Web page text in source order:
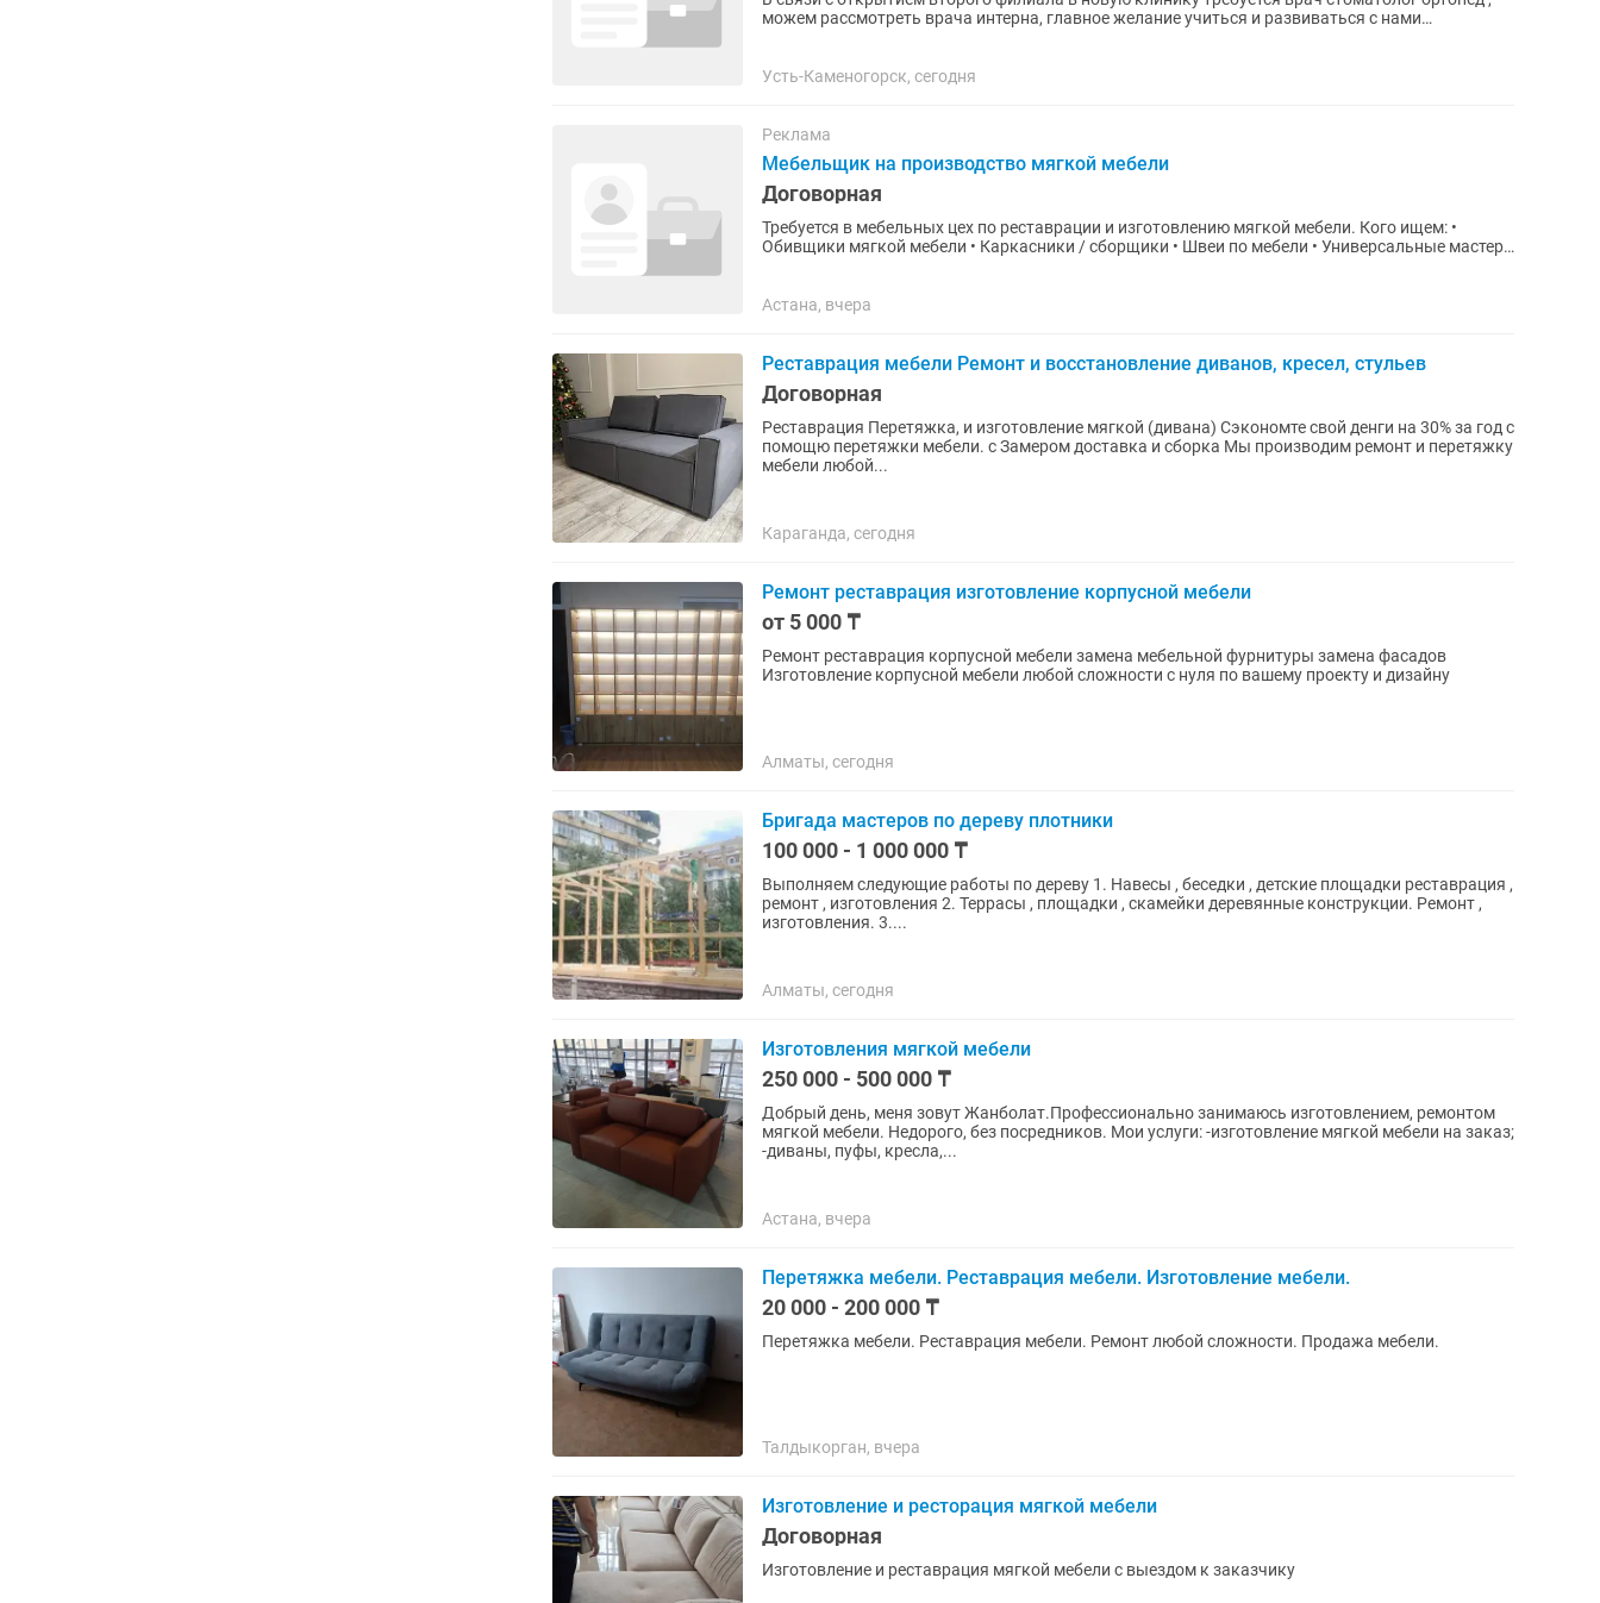
можем рассмотреть врача интерна, главное желание учиться и развиваться с нами
Усть-Каменогорск, сегодня
Реклама
Мебельщик на производство мягкой мебели
Договорная
Требуется в мебельных цех по реставрации и изготовлению мягкой мебели. Кого ищем: •
Обивщики мягкой мебели • Каркасники / сборщики • Швеи по мебели • Универсальные мастера
Астана, вчера
Реставрация мебели Ремонт и восстановление диванов, кресел, стульев
Договорная
Реставрация Перетяжка, и изготовление мягкой (дивана) Сэкономте свой денги на 30% за год с
помощю перетяжки мебели. с Замером доставка и сборка Мы производим ремонт и перетяжку
мебели любой...
Караганда, сегодня
Ремонт реставрация изготовление корпусной мебели
от 5 000 ₸
Ремонт реставрация корпусной мебели замена мебельной фурнитуры замена фасадов
Изготовление корпусной мебели любой сложности с нуля по вашему проекту и дизайну
Алматы, сегодня
Бригада мастеров по дереву плотники
100 000 - 1 000 000 ₸
Выполняем следующие работы по дереву 1. Навесы , беседки , детские площадки реставрация ,
ремонт , изготовления 2. Террасы , площадки , скамейки деревянные конструкции. Ремонт ,
изготовления. 3....
Алматы, сегодня
Изготовления мягкой мебели
250 000 - 500 000 ₸
Добрый день, меня зовут Жанболат.Профессионально занимаюсь изготовлением, ремонтом
мягкой мебели. Недорого, без посредников. Мои услуги: -изготовление мягкой мебели на заказ;
-диваны, пуфы, кресла,...
Астана, вчера
Перетяжка мебели. Реставрация мебели. Изготовление мебели.
20 000 - 200 000 ₸
Перетяжка мебели. Реставрация мебели. Ремонт любой сложности. Продажа мебели.
Талдыкорган, вчера
Изготовление и ресторация мягкой мебели
Договорная
Изготовление и реставрация мягкой мебели с выездом к заказчику